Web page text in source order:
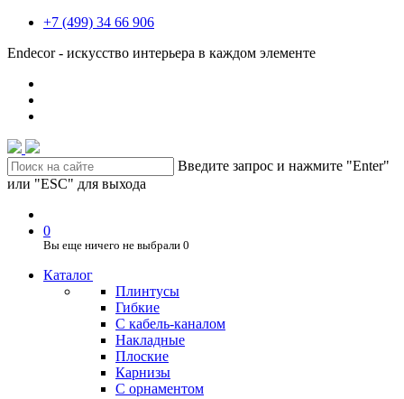
+7 (499) 34 66 906
Endecor - искусство интерьера в каждом элементе
Введите запрос и нажмите "Enter"
или "ESC" для выхода
0
Вы еще ничего не выбрали 0
Каталог
Плинтусы
Гибкие
C кабель-каналом
Накладные
Плоские
Карнизы
С орнаментом